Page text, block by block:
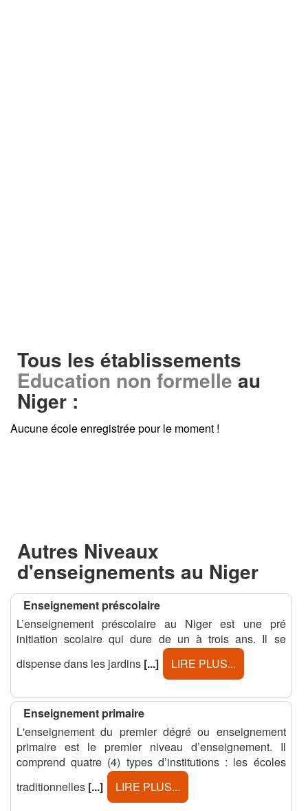
Tous les établissements
Education non formelle au
Niger :
Aucune école enregistrée pour le moment !
Autres Niveaux
d'enseignements au Niger
Enseignement préscolaire
L’enseignement préscolaire au Niger est une pré
initiation scolaire qui dure de un à trois ans. Il se
dispense dans les jardins [...] LIRE PLUS...
Enseignement primaire
L'enseignement du premier dégré ou enseignement
primaire est le premier niveau d’enseignement. Il
comprend quatre (4) types d’institutions : les écoles
traditionnelles [...] LIRE PLUS...